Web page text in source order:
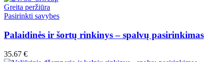
on
product
Greita peržiūra
Pasirinkti savybesThis
has
multiple
The
Palaidinės ir šortų rinkinys – spalvų pasirinkimas
35.67 €